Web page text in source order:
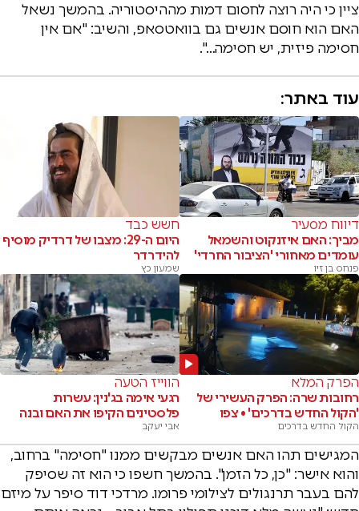
ציין כי היה רוצה לחסום דמות מההיסטוריה. בהמשך נשאל
האם הוא חוסם אנשים גם בוואטסאפ, והשיב: "אם אין
חסימה פיזית, יש חסימה…".
עוד באתר:
דיווח מסעיר
מביך: האם איזנקוט והשמאל
עומדים מאחורי 'הציבור החרדי'
פנחס בן זיו
חשש כבד
היום ה-29: מצבו של דרדיק מוסיף
להידרדר
שמעון כץ
הפרק המלא
רחובות שרה: הפרק העשירי של
'הקול החדש בדרכים' • צפו
הקול החדש בדרכים
הווייז הטעה
רגעי אימה בג'נין: עשרות
פלסטינים הקיפו את האם ובנה
אבי יעקב
המגישים תהו האם אנשים מבקשים ממנו "חסימה" ברחוב,
והוא אישר: "כן, כל הזמן". בהמשך חשפו כי הוא זה שסיפק
להם בעבר תרנגולים לצילומי פרומו. מרדכי דוד סיפר על מיזם